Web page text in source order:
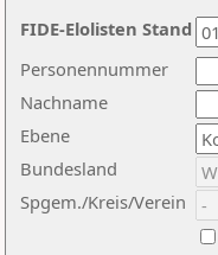
Nachname
Ebene
Personennummer
Bundesland
Spgem./Kreis/Verein
FIDE-Elolisten Stand